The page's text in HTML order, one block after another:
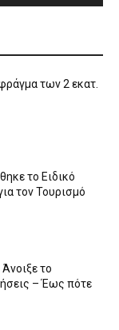
των 2 εκατ.
το Ειδικό
τον Τουρισμό
το
– Έως πότε